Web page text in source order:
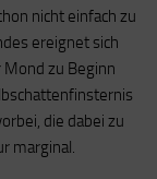
nicht einfach zu
ereignet sich
Mond zu Beginn
die dabei zu
marginal.